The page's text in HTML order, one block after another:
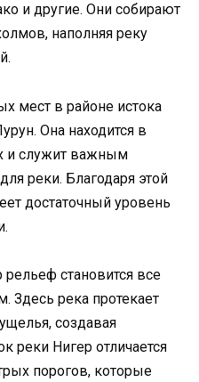
и другие. Они собирают
наполняя реку
мест в районе истока
Она находится в
и служит важным
реки. Благодаря этой
достаточный уровень
становится все
Здесь река протекает
создавая
реки Нигер отличается
порогов, которые